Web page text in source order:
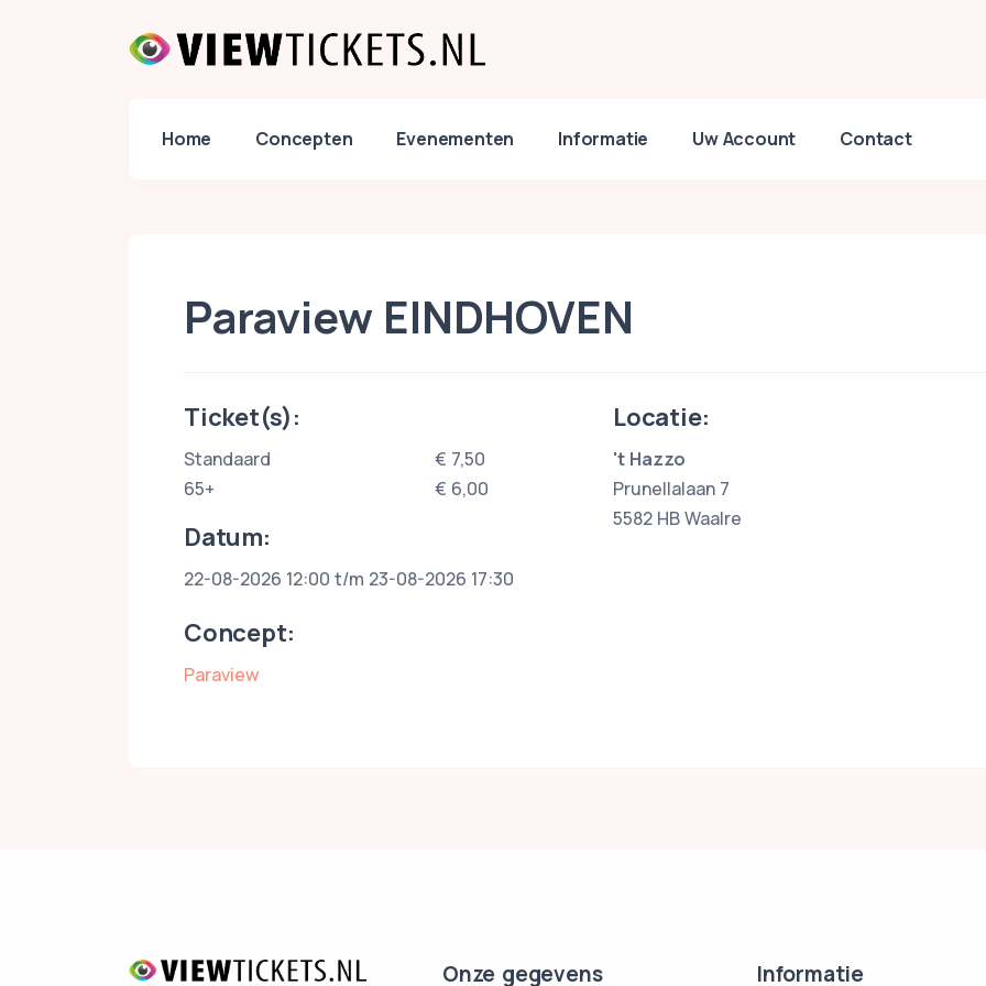
Home Concepten Evenementen Informatie Uw Account Contact
Paraview EINDHOVEN
Ticket(s):
Standaard
€ 7,50
65+
€ 6,00
Datum:
22-08-2026 12:00 t/m 23-08-2026 17:30
Concept:
Paraview
Locatie:
't Hazzo
Prunellalaan 7
5582 HB Waalre
Onze gegevens Informatie